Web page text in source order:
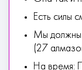
Есть силы
Мы должны
(27
На время: